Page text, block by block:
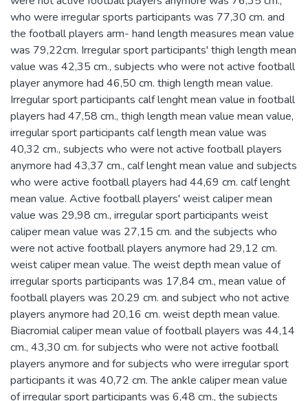
who were irregular sports participants was 77,30 cm. and
the football players arm- hand length measures mean value
was 79,22cm. Irregular sport participants' thigh length mean
value was 42,35 cm., subjects who were not active football
player anymore had 46,50 cm. thigh length mean value.
Irregular sport participants calf lenght mean value in football
players had 47,58 cm., thigh length mean value mean value,
irregular sport participants calf length mean value was
40,32 cm., subjects who were not active football players
anymore had 43,37 cm., calf lenght mean value and subjects
who were active football players had 44,69 cm. calf lenght
mean value. Active football players' weist caliper mean
value was 29,98 cm., irregular sport participants weist
caliper mean value was 27,15 cm. and the subjects who
were not active football players anymore had 29,12 cm.
weist caliper mean value. The weist depth mean value of
irregular sports participants was 17,84 cm., mean value of
football players was 20.29 cm. and subject who not active
players anymore had 20,16 cm. weist depth mean value.
Biacromial caliper mean value of football players was 44,14
cm., 43,30 cm. for subjects who were not active football
players anymore and for subjects who were irregular sport
participants it was 40,72 cm. The ankle caliper mean value
of irregular sport participants was 6,48 cm., the subjects